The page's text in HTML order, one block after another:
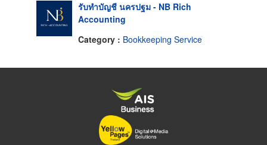
รับทำบัญชี นครปฐม - NB Rich
Accounting
Category : Bookkeeping Service